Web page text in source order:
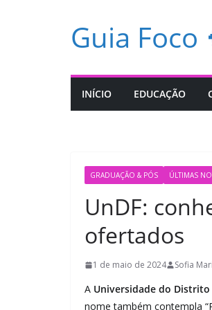
Guia Foco
INÍCIO EDUCAÇÃO
GRADUAÇÃO & PÓS ÚLTIMAS
UnDF:
ofertados
1 de maio de 2024 Sofia
A Universidade do Distrito
nome também contempla